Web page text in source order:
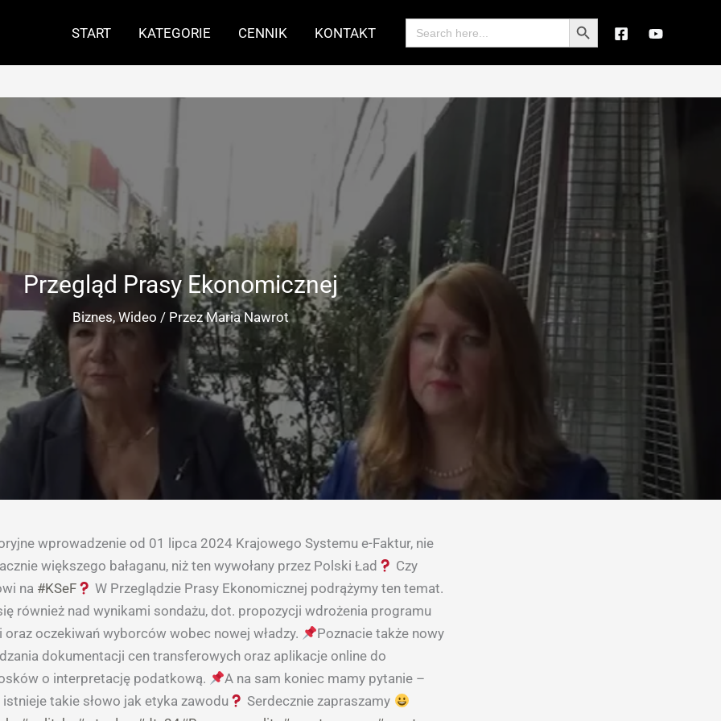
START KATEGORIE CENNIK KONTAKT
Search
for:
Search Button
Przegląd Prasy Ekonomicznej
Biznes, Wideo / PrzezMaria Nawrot
wprowadzenie od 01 lipca 2024 Krajowego Systemu e-Faktur, nie
większego bałaganu, niż ten wywołany przez Polski Ład
Czy
na #KSeF
W Przeglądzie Prasy Ekonomicznej podrążymy ten temat.
również nad wynikami sondażu, dot. propozycji wdrożenia programu
oraz oczekiwań wyborców wobec nowej władzy.
Poznacie także nowy
dokumentacji cen transferowych oraz aplikacje online do
o interpretację podatkową.
A na sam koniec mamy pytanie –
takie słowo jak etyka zawodu
Serdecznie zapraszamy